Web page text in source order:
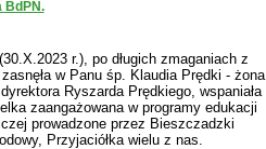
BdPN.
r.), po długich zmaganiach z
w Panu śp. Klaudia Prędki - żona
Ryszarda Prędkiego, wspaniała
zaangażowana w programy edukacji
prowadzone przez Bieszczadzki
Przyjaciółka wielu z nas.